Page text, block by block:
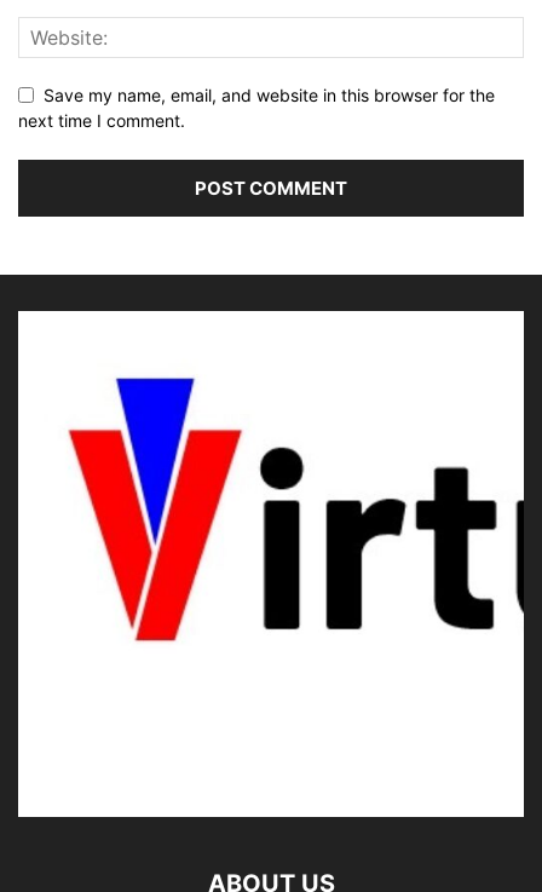
Save my name, email, and website in this browser for the
next time I comment.
ABOUT US